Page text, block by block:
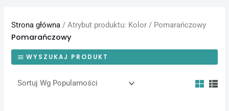
Strona główna / Atrybut produktu: Kolor / Pomarańczowy
Pomarańczowy
WYSZUKAJ PRODUKT